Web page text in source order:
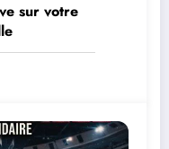
sur votre